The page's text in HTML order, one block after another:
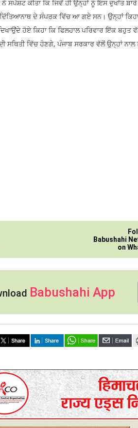
ਨੇ ਸਪੱਸ਼ਟ ਕੀਤਾ ਕਿ ਜਿਵੇਂ ਹੀ ਉਨ੍ਹਾਂ ਨੂੰ ਇਸ ਦੁਖਾਂਤ
ਦੇ ਸੰਪਰਕ ਵਿੱਚ ਆ ਗਏ ਸਨ। ਉਨ੍ਹਾਂ ਕਿਹਾ
ਹੋਏ ਕਿਹਾ ਕਿ ਫਿਲਹਾਲ ਪਰਿਵਾਰ ਇੱਕ
ਸਥਿਤੀ ਵਿੱਚ ਹੋਣਗੇ, ਪੰਜਾਬ ਸਰਕਾਰ ਵੱਲੋਂ ਉਨ੍ਹਾਂ
Babushahi
on
Babushahi App